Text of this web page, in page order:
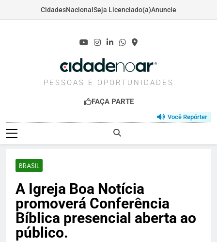
CidadesNacional Seja Licenciado(a)Anuncie
CIDADENOAR.COM
PESSOAS E OPORTUNIDADES
FAÇA PARTE
Você Repórter
BRASIL
A Igreja Boa Notícia
promoverá Conferência
Bíblica presencial aberta ao
público.